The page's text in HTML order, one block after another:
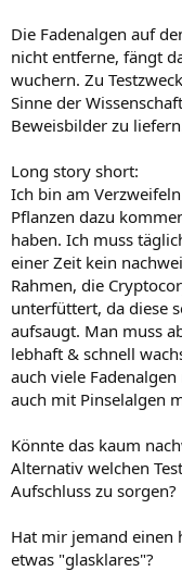
Die Fadenalgen auf
nicht entferne, fängt
wuchern. Zu
Sinne der
Beweisbilder zu
Long story short:
Ich bin am
Pflanzen dazu
haben. Ich muss
einer Zeit kein
Rahmen, die
unterfüttert, da diese
aufsaugt. Man muss
lebhaft & schnell
auch viele
auch mit Pinselalgen
Könnte das kaum
Alternativ welchen
Aufschluss zu sorgen?
Hat mir jemand einen
etwas "glasklares"?